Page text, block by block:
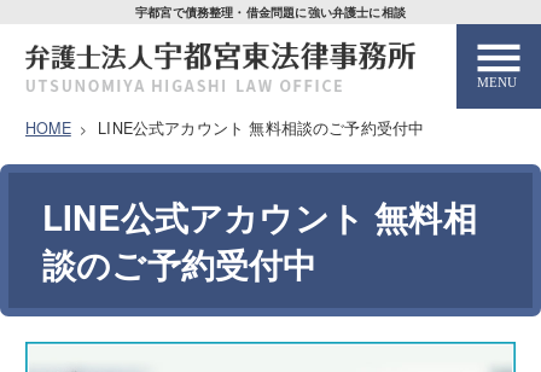
宇都宮で債務整理・借金問題に強い弁護士に相談
HOME
解決事例
弁護士紹介
HOME LINE公式アカウント 無料相談のご予約受付中
LINE公式アカウント 無料相
談のご予約受付中